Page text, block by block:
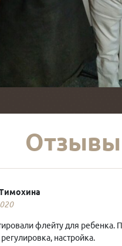
Отзывы
флейту для ребенка.
регулировка, настройка.